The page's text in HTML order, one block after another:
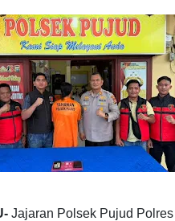
Jajaran Polsek Pujud